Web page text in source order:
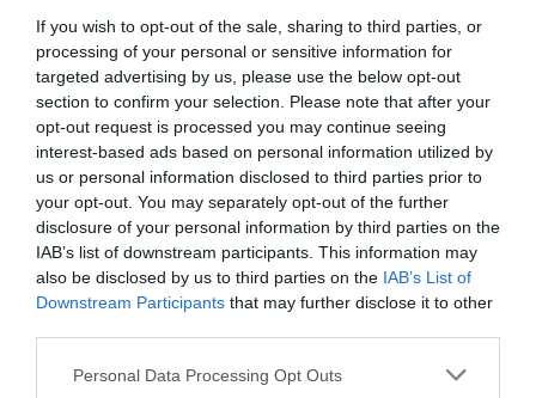
If you wish to opt-out of the sale, sharing to third parties, or
processing of your personal or sensitive information for
targeted advertising by us, please use the below opt-out
section to confirm your selection. Please note that after your
opt-out request is processed you may continue seeing
interest-based ads based on personal information utilized by
us or personal information disclosed to third parties prior to
your opt-out. You may separately opt-out of the further
disclosure of your personal information by third parties on the
IAB’s list of downstream participants. This information may
also be disclosed by us to third parties on the IAB’s List of
Downstream Participants that may further disclose it to other
Personal Data Processing Opt Outs
facilement modulable.
L’AHRLAC pourrait être
destiné à de la
surveillance aérienne
classique, mais aussi
accueillir du matériel
électronique afin de faire
du renseignement, ou encore être armé. Il s’agit donc
d’un appareil pour des missions civiles ou militaires.